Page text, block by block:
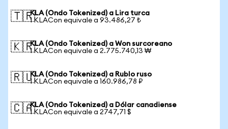
🇹🇷KLA (Ondo Tokenized) a Lira turca
1 KLACon equivale a 93.486,27 ₺
🇰🇷KLA (Ondo Tokenized) a Won surcoreano
1 KLACon equivale a 2.775.740,13 ₩
🇷🇺KLA (Ondo Tokenized) a Rublo ruso
1 KLACon equivale a 160.986,78 ₽
🇨🇦KLA (Ondo Tokenized) a Dólar canadiense
1 KLACon equivale a 2747,71 $